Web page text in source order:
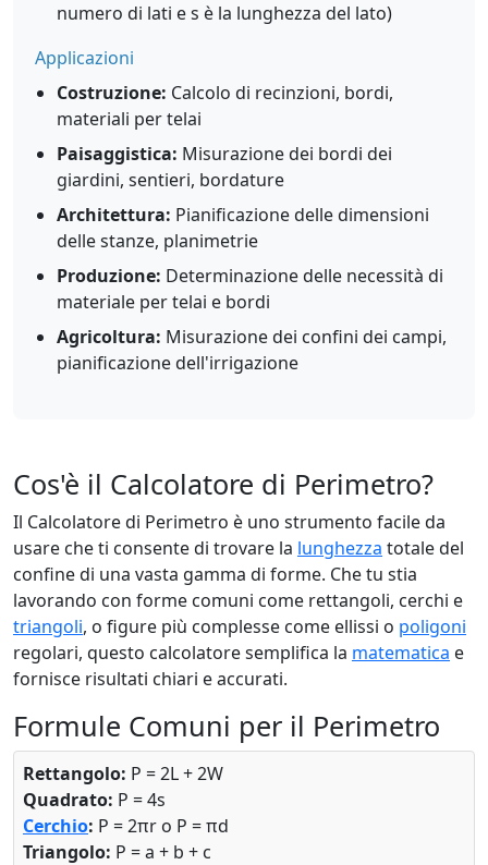
numero di lati e s è la lunghezza del lato)
Applicazioni
Costruzione: Calcolo di recinzioni, bordi,
materiali per telai
Paisaggistica: Misurazione dei bordi dei
giardini, sentieri, bordature
Architettura: Pianificazione delle dimensioni
delle stanze, planimetrie
Produzione: Determinazione delle necessità di
materiale per telai e bordi
Agricoltura: Misurazione dei confini dei campi,
pianificazione dell'irrigazione
Cos'è il Calcolatore di Perimetro?
Il Calcolatore di Perimetro è uno strumento facile da
usare che ti consente di trovare la lunghezza totale del
confine di una vasta gamma di forme. Che tu stia
lavorando con forme comuni come rettangoli, cerchi e
triangoli, o figure più complesse come ellissi o poligoni
regolari, questo calcolatore semplifica la matematica e
fornisce risultati chiari e accurati.
Formule Comuni per il Perimetro
Rettangolo: P = 2L + 2W
Quadrato: P = 4s
Cerchio: P = 2πr o P = πd
Triangolo: P = a + b + c